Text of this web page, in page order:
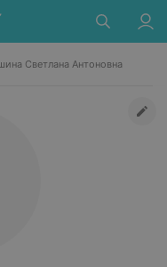
Светлана Антоновна